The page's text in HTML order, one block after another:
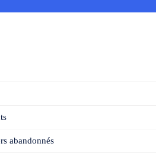
abandonnés